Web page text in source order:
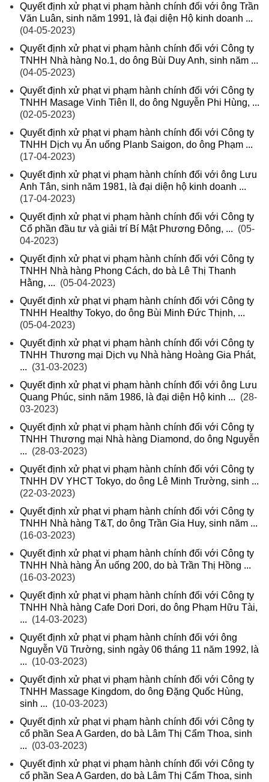
Quyết định xử phạt vi phạm hành chính đối với ông Trần
Văn Luân, sinh năm 1991, là đại diện Hộ kinh doanh ...
(04-05-2023)
Quyết định xử phạt vi phạm hành chính đối với Công ty
TNHH Nhà hàng No.1, do ông Bùi Duy Anh, sinh năm ...
(04-05-2023)
Quyết định xử phạt vi phạm hành chính đối với Công ty
TNHH Masage Vinh Tiên II, do ông Nguyễn Phi Hùng, ...
(02-05-2023)
Quyết định xử phạt vi phạm hành chính đối với Công ty
TNHH Dịch vụ Ăn uống Planb Saigon, do ông Phạm ...
(17-04-2023)
Quyết định xử phạt vi phạm hành chính đối với ông Lưu
Anh Tân, sinh năm 1981, là đại diện hộ kinh doanh ...
(17-04-2023)
Quyết định xử phạt vi phạm hành chính đối với Công ty
Cổ phần đầu tư và giải trí Bí Mật Phương Đông, ... (05-
04-2023)
Quyết định xử phạt vi phạm hành chính đối với Công ty
TNHH Nhà hàng Phong Cách, do bà Lê Thị Thanh
Hằng, ... (05-04-2023)
Quyết định xử phạt vi phạm hành chính đối với Công ty
TNHH Healthy Tokyo, do ông Bùi Minh Đức Thịnh, ...
(05-04-2023)
Quyết định xử phạt vi phạm hành chính đối với Công ty
TNHH Thương mại Dịch vụ Nhà hàng Hoàng Gia Phát,
... (31-03-2023)
Quyết định xử phạt vi phạm hành chính đối với ông Lưu
Quang Phúc, sinh năm 1986, là đại diện Hộ kinh ... (28-
03-2023)
Quyết định xử phạt vi phạm hành chính đối với Công ty
TNHH Thương mại Nhà hàng Diamond, do ông Nguyễn
... (28-03-2023)
Quyết định xử phạt vi phạm hành chính đối với Công ty
TNHH DV YHCT Tokyo, do ông Lê Minh Trường, sinh ...
(22-03-2023)
Quyết định xử phạt vi phạm hành chính đối với Công ty
TNHH Nhà hàng T&T, do ông Trần Gia Huy, sinh năm ...
(16-03-2023)
Quyết định xử phạt vi phạm hành chính đối với Công ty
TNHH Nhà hàng Ăn uống 200, do bà Trần Thị Hồng ...
(16-03-2023)
Quyết định xử phạt vi phạm hành chính đối với Công ty
TNHH Nhà hàng Cafe Dori Dori, do ông Phạm Hữu Tài,
... (14-03-2023)
Quyết định xử phạt vi phạm hành chính đối với ông
Nguyễn Vũ Trường, sinh ngày 06 tháng 11 năm 1992, là
... (10-03-2023)
Quyết định xử phạt vi phạm hành chính đối với Công ty
TNHH Massage Kingdom, do ông Đặng Quốc Hùng,
sinh ... (10-03-2023)
Quyết định xử phạt vi phạm hành chính đối với Công ty
cổ phần Sea A Garden, do bà Lâm Thị Cẩm Thoa, sinh
... (03-03-2023)
Quyết định xử phạt vi phạm hành chính đối với Công ty
cổ phần Sea A Garden, do bà Lâm Thị Cẩm Thoa, sinh